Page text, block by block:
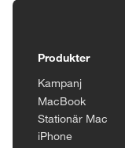
Produkter
Kampanj
MacBook
Stationär Mac
iPhone